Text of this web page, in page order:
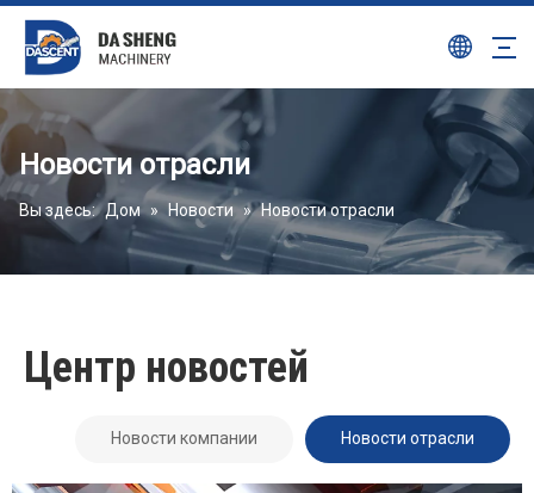
Новости отрасли
Вы здесь: Дом » Новости » Новости отрасли
Центр новостей
Новости компании Новости отрасли